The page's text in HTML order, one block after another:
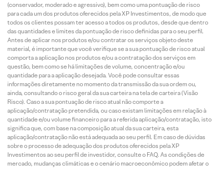
(conservador, moderado e agressivo), bem como uma pontuação de risco
para cada um dos produtos oferecidos pela XP Investimentos, de modo que
todos os clientes possam ter acesso a todos os produtos, desde que dentro
das quantidades e limites da pontuação de risco definidas para o seu perfil.
Antes de aplicar nos produtos e/ou contratar os serviços objeto deste
material, é importante que você verifique se a sua pontuação de risco atual
comporta a aplicação nos produtos e/ou a contratação dos serviços em
questão, bem como se há limitações de volume, concentração e/ou
quantidade para a aplicação desejada. Você pode consultar essas
informações diretamente no momento da transmissão da sua ordem ou,
ainda, consultando o risco geral da sua carteira na tela de carteira (Visão
Risco). Caso a sua pontuação de risco atual não comporte a
aplicação/contratação pretendida, ou caso existam limitações em relação à
quantidade e/ou volume financeiro para a referida aplicação/contratação, isto
significa que, com base na composição atual da sua carteira, esta
aplicação/contratação não está adequada ao seu perfil. Em caso de dúvidas
sobre o processo de adequação dos produtos oferecidos pela XP
Investimentos ao seu perfil de investidor, consulte o FAQ. As condições de
mercado, mudanças climáticas e o cenário macroeconômico podem afetar o